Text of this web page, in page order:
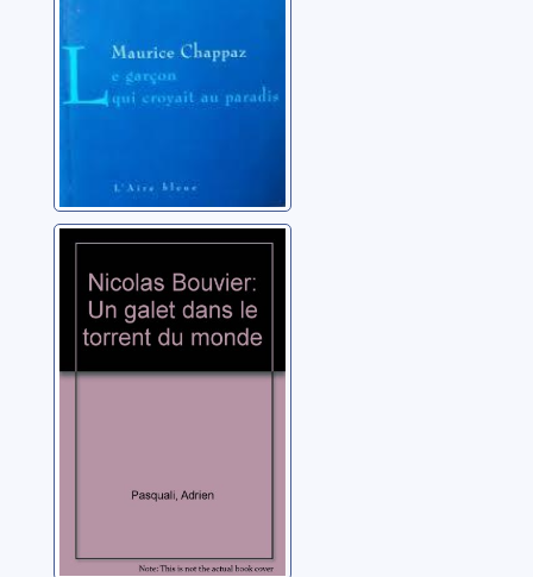
Nicolas Bouvier:
un galet dans le
torrent du
monde